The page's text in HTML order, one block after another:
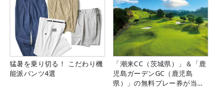
猛暑を乗り切る！ こだわり機
能派パンツ4選
「潮来CC（茨城県）」＆「鹿
児島ガーデンGC（鹿児島
県）」の無料プレー券が当た